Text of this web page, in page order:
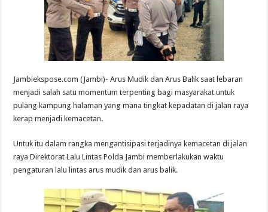
Jambiekspose.com (Jambi)- Arus Mudik dan Arus Balik saat lebaran
menjadi salah satu momentum terpenting bagi masyarakat untuk
pulang kampung halaman yang mana tingkat kepadatan di jalan raya
kerap menjadi kemacetan.
Untuk itu dalam rangka mengantisipasi terjadinya kemacetan di jalan
raya Direktorat Lalu Lintas Polda Jambi memberlakukan waktu
pengaturan lalu lintas arus mudik dan arus balik.